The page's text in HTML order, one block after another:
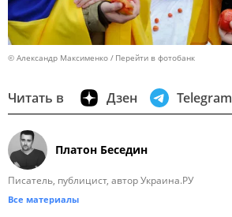
© Александр Максименко Перейти в фотобанк
Читать в Дзен Telegram
Платон Беседин
Писатель, публицист, автор Украина.РУ
Все материалы